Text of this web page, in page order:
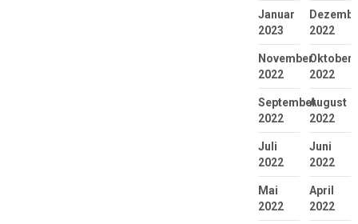
Januar
2023
2022
November
2022
Oktober
2022
September
2022
August
2022
Juli
2022
Juni
2022
Mai
2022
April
2022